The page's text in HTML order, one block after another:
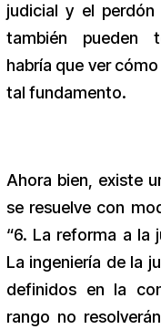
judicial y el
también pueden
habría que ver
tal fundamento.
Ahora bien, existe
se resuelve con
“6. La reforma a la
La ingeniería de la
definidos en la
rango no